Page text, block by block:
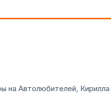
на Автолюбителей, Кирилла